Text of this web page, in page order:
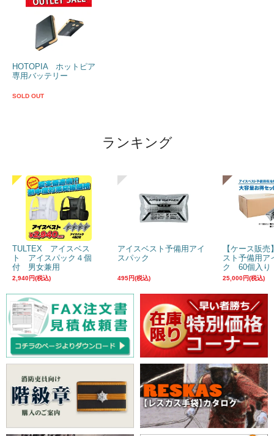
HOTOPIA ホットピア
専用バッテリー
SOLD OUT
ランキング
TULTEX アイスベス
ト アイスパック４個
付 男女兼用
2,940円(税込)
アイスベスト予備用アイ
スパック
495円(税込)
【ケース販
スト予備用ア
ク 60個入り
25,000円(税込)